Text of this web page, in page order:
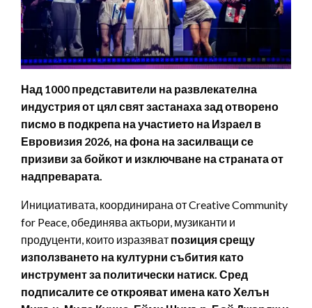
Над 1000 представители на развлекателна
индустрия от цял свят застанаха зад отворено
писмо в подкрепа на участието на Израел в
Евровизия 2026, на фона на засилващи се
призиви за бойкот и изключване на страната от
надпреварата.
Инициативата, координирана от Creative Community
for Peace, обединява актьори, музиканти и
продуценти, които изразяват позиция срещу
използването на културни събития като
инструмент за политически натиск. Сред
подписалите се открояват имена като Хелън